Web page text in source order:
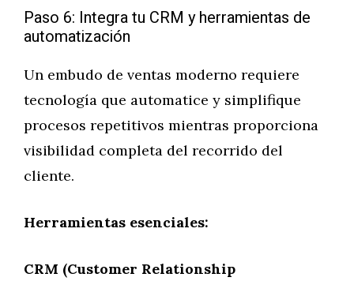
Paso 6: Integra tu CRM y herramientas de
automatización
Un embudo de ventas moderno requiere
tecnología que automatice y simplifique
procesos repetitivos mientras proporciona
visibilidad completa del recorrido del
cliente.
Herramientas esenciales:
CRM (Customer Relationship